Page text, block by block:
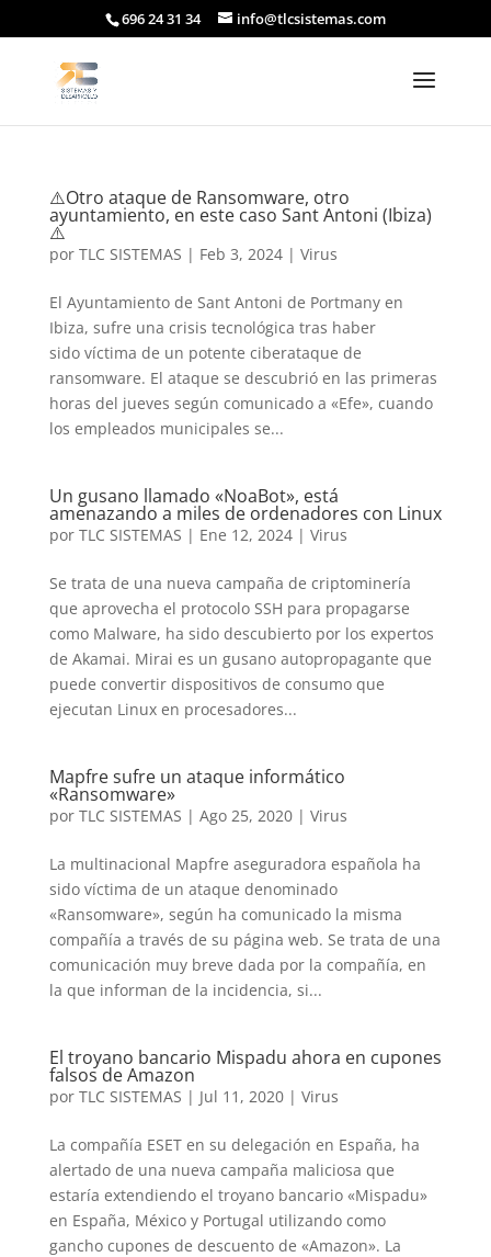
696 24 31 34 info@tlcsistemas.com
⚠️Otro ataque de Ransomware, otro
ayuntamiento, en este caso Sant Antoni (Ibiza)
⚠️
por TLC SISTEMAS | Feb 3, 2024| Virus
El Ayuntamiento de Sant Antoni de Portmany en
Ibiza, sufre una crisis tecnológica tras haber
sido víctima de un potente ciberataque de
ransomware. El ataque se descubrió en las primeras
horas del jueves según comunicado a «Efe», cuando
los empleados municipales se...
Un gusano llamado «NoaBot», está
amenazando a miles de ordenadores con Linux
por TLC SISTEMAS | Ene 12, 2024| Virus
Se trata de una nueva campaña de criptominería
que aprovecha el protocolo SSH para propagarse
como Malware, ha sido descubierto por los expertos
de Akamai. Mirai es un gusano autopropagante que
puede convertir dispositivos de consumo que
ejecutan Linux en procesadores...
Mapfre sufre un ataque informático
«Ransomware»
por TLC SISTEMAS | Ago 25, 2020| Virus
La multinacional Mapfre aseguradora española ha
sido víctima de un ataque denominado
«Ransomware», según ha comunicado la misma
compañía a través de su página web. Se trata de una
comunicación muy breve dada por la compañía, en
la que informan de la incidencia, si...
El troyano bancario Mispadu ahora en cupones
falsos de Amazon
por TLC SISTEMAS | Jul 11, 2020| Virus
La compañía ESET en su delegación en España, ha
alertado de una nueva campaña maliciosa que
estaría extendiendo el troyano bancario «Mispadu»
en España, México y Portugal utilizando como
gancho cupones de descuento de «Amazon». La